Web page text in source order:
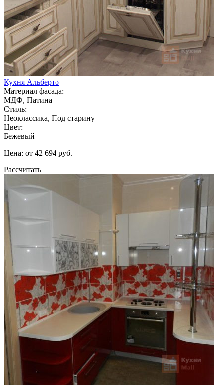
Кухня Альберто
Материал фасада:
МДФ, Патина
Стиль:
Неоклассика, Под старину
Цвет:
Бежевый
Цена: от 42 694 руб.
Рассчитать